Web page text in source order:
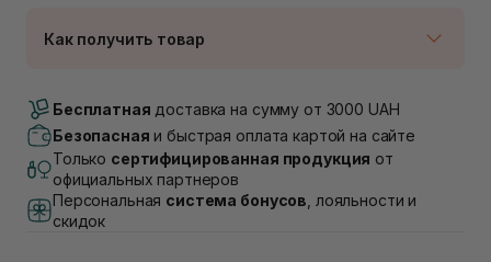
Как получить товар
Нет в наличии!
Самовывоз г. Луцк, Винниченка 4
Самовывоз г. Львов, ул. Академика Подстригача,
1В (Duck's Lake)
Нет в наличии!
Самовывоз Львов (Ивана Франко 36)
Бесплатная доставка на сумму от 3000 UAH
Безопасная и быстрая оплата картой на сайте
Только сертифицированная продукция от
официальных партнеров
Персональная система бонусов , лояльности и
скидок